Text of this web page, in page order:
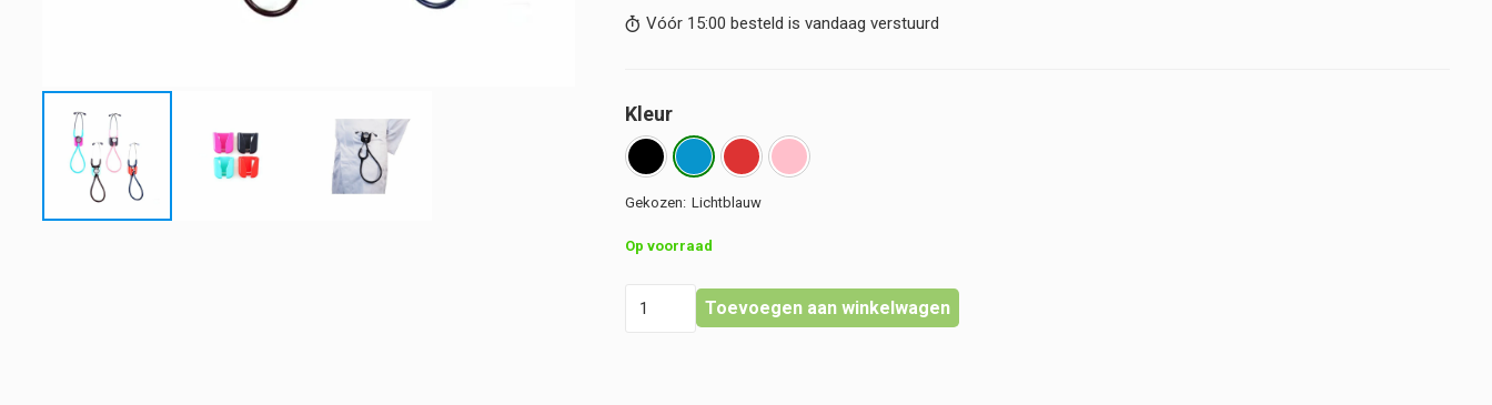
Vóór 15:00 besteld is vandaag verstuurd
Kleur
Lichtblauw
Op voorraad
Stethoscoophouder
Toevoegen aan winkelwagen